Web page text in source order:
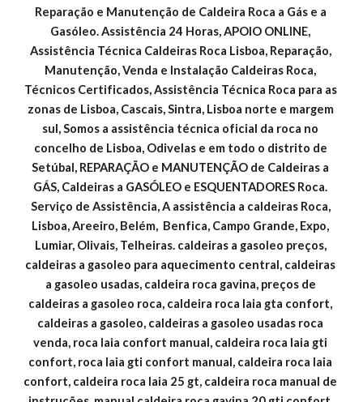
Reparação e Manutenção de Caldeira Roca a Gás e a
Gasóleo. Assistência 24 Horas, APOIO ONLINE,
Assistência Técnica Caldeiras Roca Lisboa, Reparação,
Manutenção, Venda e Instalação Caldeiras Roca,
Técnicos Certificados, Assistência Técnica Roca para as
zonas de Lisboa, Cascais, Sintra, Lisboa norte e margem
sul, Somos a assistência técnica oficial da roca no
concelho de Lisboa, Odivelas e em todo o distrito de
Setúbal, REPARAÇÃO e MANUTENÇÃO de Caldeiras a
GÁS, Caldeiras a GASÓLEO e ESQUENTADORES Roca.
Serviço de Assistência, A assistência a caldeiras Roca,
Lisboa, Areeiro, Belém,  Benfica, Campo Grande, Expo,
Lumiar, Olivais, Telheiras. caldeiras a gasoleo preços,
caldeiras a gasoleo para aquecimento central, caldeiras
a gasoleo usadas, caldeira roca gavina, preços de
caldeiras a gasoleo roca, caldeira roca laia gta confort,
caldeiras a gasoleo, caldeiras a gasoleo usadas roca
venda, roca laia confort manual, caldeira roca laia gti
confort, roca laia gti confort manual, caldeira roca laia
confort, caldeira roca laia 25 gt, caldeira roca manual de